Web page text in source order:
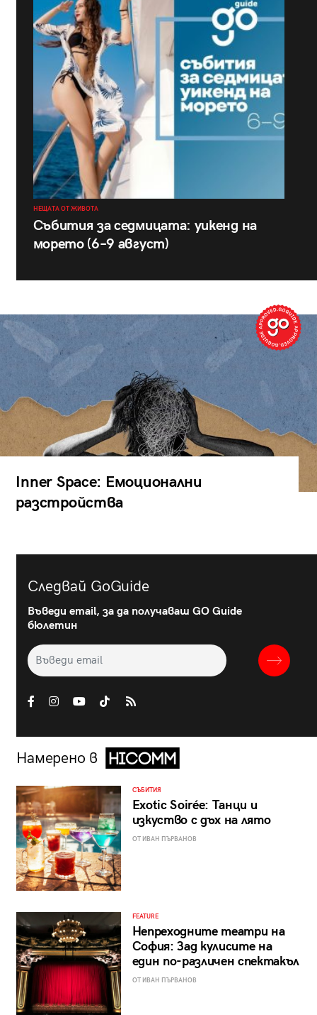
НЕЩАТА ОТ ЖИВОТА
Събития за седмицата: уикенд на
морето (6–9 август)
Inner Space: Емоционални
разстройства
Следвай GoGuide
Въведи email, за да получаваш GO Guide
бюлетин
Намерено в
СЪБИТИЯ
Exotic Soirée: Танци и
изкуство с дъх на лято
ОТ ИВАН ПЪРВАНОВ
FEATURE
Непреходните театри на
София: Зад кулисите на
един по-различен спектакъл
ОТ ИВАН ПЪРВАНОВ